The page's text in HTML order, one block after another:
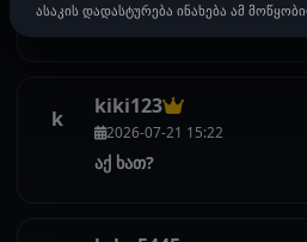
მაგრამ აქავარ😝
k kiki123
2026-07-21 15:22
აქ ხათ?
ასაკის დადასტურება ინახება ამ